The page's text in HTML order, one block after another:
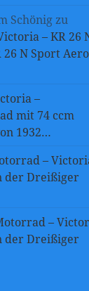
Schönigzu
– KR 26
26 N Sport Aero
–
mit 74 ccm
1932…
–
der Dreißiger
–
der Dreißiger